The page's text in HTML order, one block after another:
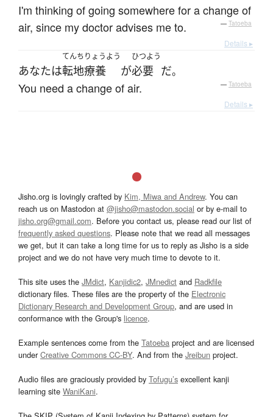
I'm thinking of going somewhere for a change of
air, since my doctor advises me to.
— Tatoeba
Details ▸
あなたは
てんちりょうよう
転地療養 が
ひつよう
必要 だ。
You need a change of air. — Tatoeba
Details ▸
Jisho.org is lovingly crafted by Kim, Miwa and Andrew. You can
reach us on Mastodon at @jisho@mastodon.social or by e-mail to
jisho.org@gmail.com. Before you contact us, please read our list of
frequently asked questions. Please note that we read all messages
we get, but it can take a long time for us to reply as Jisho is a side
project and we do not have very much time to devote to it.
This site uses the JMdict, Kanjidic2, JMnedict and Radkfile
dictionary files. These files are the property of the Electronic
Dictionary Research and Development Group, and are used in
conformance with the Group's licence.
Example sentences come from the Tatoeba project and are licensed
underCreative Commons CC-BY. And from the Jreibun project.
Audio files are graciously provided by Tofugu’s excellent kanji
learning site WaniKani.